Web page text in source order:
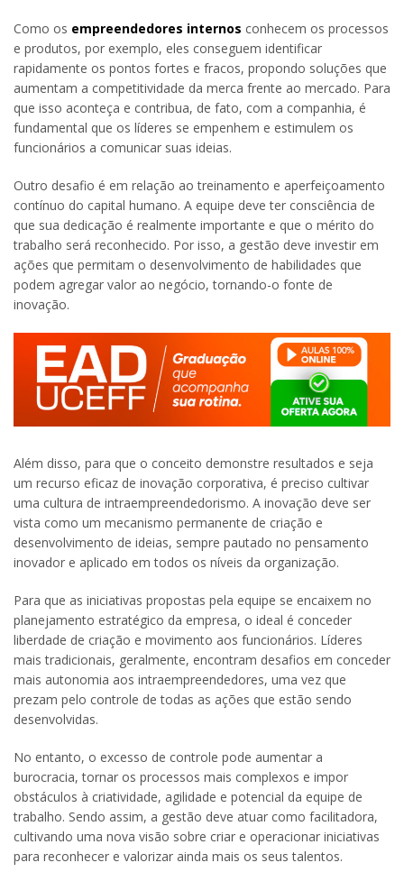
Como os empreendedores internos conhecem os processos
e produtos, por exemplo, eles conseguem identificar
rapidamente os pontos fortes e fracos, propondo soluções que
aumentam a competitividade da merca frente ao mercado. Para
que isso aconteça e contribua, de fato, com a companhia, é
fundamental que os líderes se empenhem e estimulem os
funcionários a comunicar suas ideias.
Outro desafio é em relação ao treinamento e aperfeiçoamento
contínuo do capital humano. A equipe deve ter consciência de
que sua dedicação é realmente importante e que o mérito do
trabalho será reconhecido. Por isso, a gestão deve investir em
ações que permitam o desenvolvimento de habilidades que
podem agregar valor ao negócio, tornando-o fonte de
inovação.
Além disso, para que o conceito demonstre resultados e seja
um recurso eficaz de inovação corporativa, é preciso cultivar
uma cultura de intraempreendedorismo. A inovação deve ser
vista como um mecanismo permanente de criação e
desenvolvimento de ideias, sempre pautado no pensamento
inovador e aplicado em todos os níveis da organização.
Para que as iniciativas propostas pela equipe se encaixem no
planejamento estratégico da empresa, o ideal é conceder
liberdade de criação e movimento aos funcionários. Líderes
mais tradicionais, geralmente, encontram desafios em conceder
mais autonomia aos intraempreendedores, uma vez que
prezam pelo controle de todas as ações que estão sendo
desenvolvidas.
No entanto, o excesso de controle pode aumentar a
burocracia, tornar os processos mais complexos e impor
obstáculos à criatividade, agilidade e potencial da equipe de
trabalho. Sendo assim, a gestão deve atuar como facilitadora,
cultivando uma nova visão sobre criar e operacionar iniciativas
para reconhecer e valorizar ainda mais os seus talentos.